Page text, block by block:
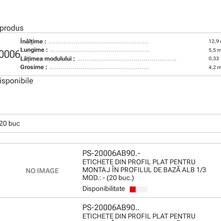
Înălţime : 12,9
Lungime : 5,5
Lăţimea modulului : 0,33
Grosime : 4,2
buc
PS-20006AB90.-
ETICHETE DIN PROFIL PLAT PENTRU
MONTAJ ÎN PROFILUL DE BAZĂ ALB 1/3
MOD.: - (20 buc.)
Disponibilitate
PS-20006AB90..
ETICHETE DIN PROFIL PLAT PENTRU